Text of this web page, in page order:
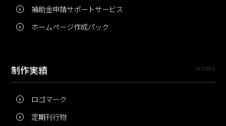
補助金申請サポートサービス
ホームページ作成パック
制作実績 WORKS
ロゴマーク
定期刊行物